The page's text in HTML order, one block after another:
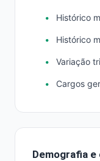
Histórico
Histórico
Variação
Cargos
Demografia e